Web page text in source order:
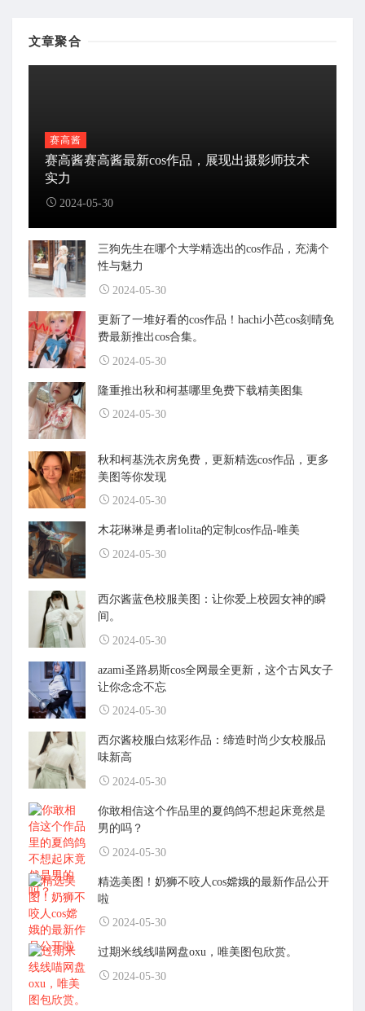
文章聚合
赛高酱
赛高酱赛高酱最新cos作品，展现出摄影师技术
实力
2024-05-30
三狗先生在哪个大学精选出的cos作品，充满个
性与魅力
2024-05-30
更新了一堆好看的cos作品！hachi小芭cos刻晴免
费最新推出cos合集。
2024-05-30
隆重推出秋和柯基哪里免费下载精美图集
2024-05-30
秋和柯基洗衣房免费，更新精选cos作品，更多
美图等你发现
2024-05-30
木花琳琳是勇者lolita的定制cos作品-唯美
2024-05-30
西尔酱蓝色校服美图：让你爱上校园女神的瞬
间。
2024-05-30
azami圣路易斯cos全网最全更新，这个古风女子
让你念念不忘
2024-05-30
西尔酱校服白炫彩作品：缔造时尚少女校服品
味新高
2024-05-30
你敢相信这个作品里的夏鸽鸽不想起床竟然是
男的吗？
2024-05-30
精选美图！奶狮不咬人cos嫦娥的最新作品公开
啦
2024-05-30
过期米线线喵网盘oxu，唯美图包欣赏。
2024-05-30